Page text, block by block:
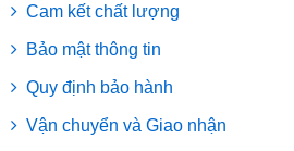
Cam kết chất lượng
Bảo mật thông tin
Quy định bảo hành
Vận chuyển và Giao nhận